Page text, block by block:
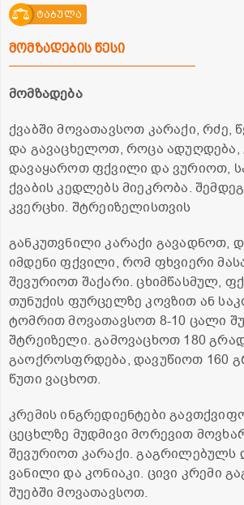
ტაბულა
მომზადების წესი
მომზადება
ქვაბში მოვათავსოთ კარაქი, რძე,
და გავაცხელოთ, როცა ადუღდება,
დავაყაროთ ფქვილი და ვურიოთ,
ქვაბის კედლებს მიეკრობა.
კვერცხი. შტრეიზელისთვის
განკუთვნილი კარაქი გავადნოთ,
იმდენი ფქვილი, რომ ფხვიერი
შევურიოთ შაქარი. ცხიმწასმულ,
თუნუქის ფურცელზე კოვზით ან
ტომრით მოვათავსოთ 8-10 ცალი
შტრეიზელი. გამოვაცხოთ 180
გაოქროსფრდება, დავუწიოთ 160
წუთი ვაცხოთ.
კრემის ინგრედიენტები
ცეცხლზე მუდმივი მორევით
შევურიოთ კარაქი. გაგრილებულს
ვანილი და კონიაკი. ცივი კრემი
შუებში მოვათავსოთ.